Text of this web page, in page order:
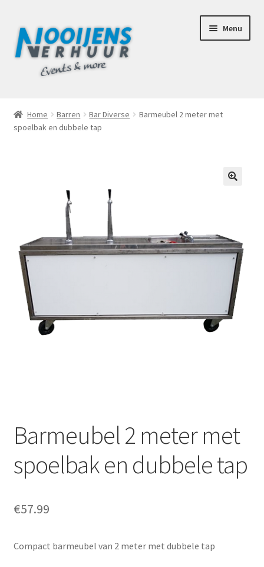
door
naar
navigatie
naar
de
Menu
Afhaalbox Tilburg
Totaal Concept Voor Je Bruiloft
Offerte aanvraag
Offerte aanvraag
Privacybeleid
Home Barren Bar Diverse
Barmeubel 2 meter met
spoelbak en dubbele tap
Barmeubel 2 meter met
spoelbak en dubbele tap
€57.99
Compact barmeubel van 2 meter met dubbele tap